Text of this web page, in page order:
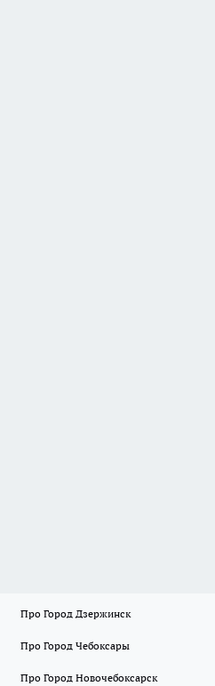
Про Город Дзержинск
Про Город Чебоксары
Про Город Новочебоксарск